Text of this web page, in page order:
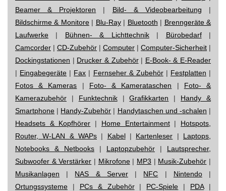
Beamer & Projektoren | Bild- & Videobearbeitung |
Bildschirme & Monitore| Blu-Ray| Bluetooth | Brenngeräte &
Laufwerke | Bühnen- & Lichttechnik| Bürobedarf|
Camcorder | CD-Zubehör | Computer | Computer-Sicherheit |
Dockingstationen | Drucker & Zubehör| E-Book- & E-Reader
| Eingabegeräte | Fax | Fernseher & Zubehör| Festplatten |
Fotos & Kameras | Foto- & Kamerataschen | Foto- &
Kamerazubehör | Funktechnik|Grafikkarten | Handy &
Smartphone | Handy-Zubehör | Handytaschen und -schalen |
Headsets & Kopfhörer | Home Entertainment| Hotspots,
Router, W-LAN & WAPs | Kabel| Kartenleser | Laptops,
Notebooks & Netbooks | Laptopzubehör | Lautsprecher,
Subwoofer & Verstärker | Mikrofone| MP3 | Musik-Zubehör |
Musikanlagen | NAS & Server| NFC | Nintendo|
Ortungssysteme | PCs & Zubehör| PC-Spiele | PDA|